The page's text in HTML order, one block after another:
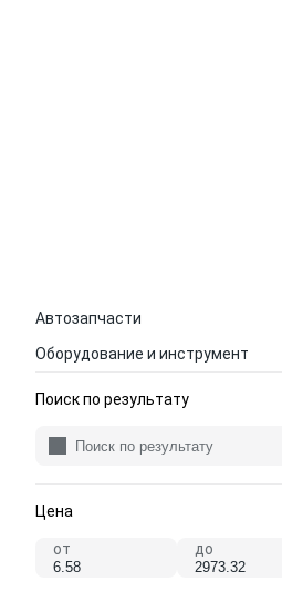
Автозапчасти
Оборудование и инструмент
Поиск по результату
Цена
от до